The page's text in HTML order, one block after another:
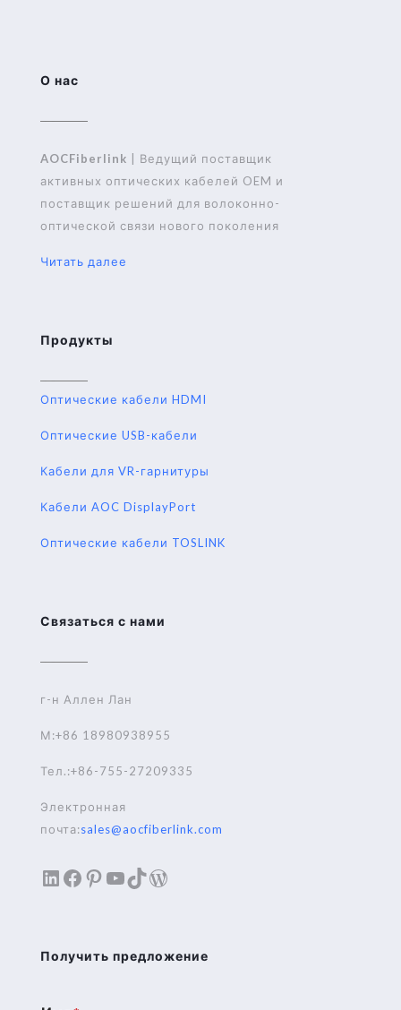
О нас
AOCFiberlink | Ведущий поставщик
активных оптических кабелей OEM и
поставщик решений для волоконно-
оптической связи нового поколения
Читать далее
Продукты
Оптические кабели HDMI
Оптические USB-кабели
Кабели для VR-гарнитуры
Кабели AOC DisplayPort
Оптические кабели TOSLINK
Связаться с нами
г-н Аллен Лан
М:+86 18980938955
Тел.:+86-755-27209335
Электронная
почта:sales@aocfiberlink.com
LinkedIn
Facebook
Pinterest
YouTube
TikTok
WordPress
Получить предложение